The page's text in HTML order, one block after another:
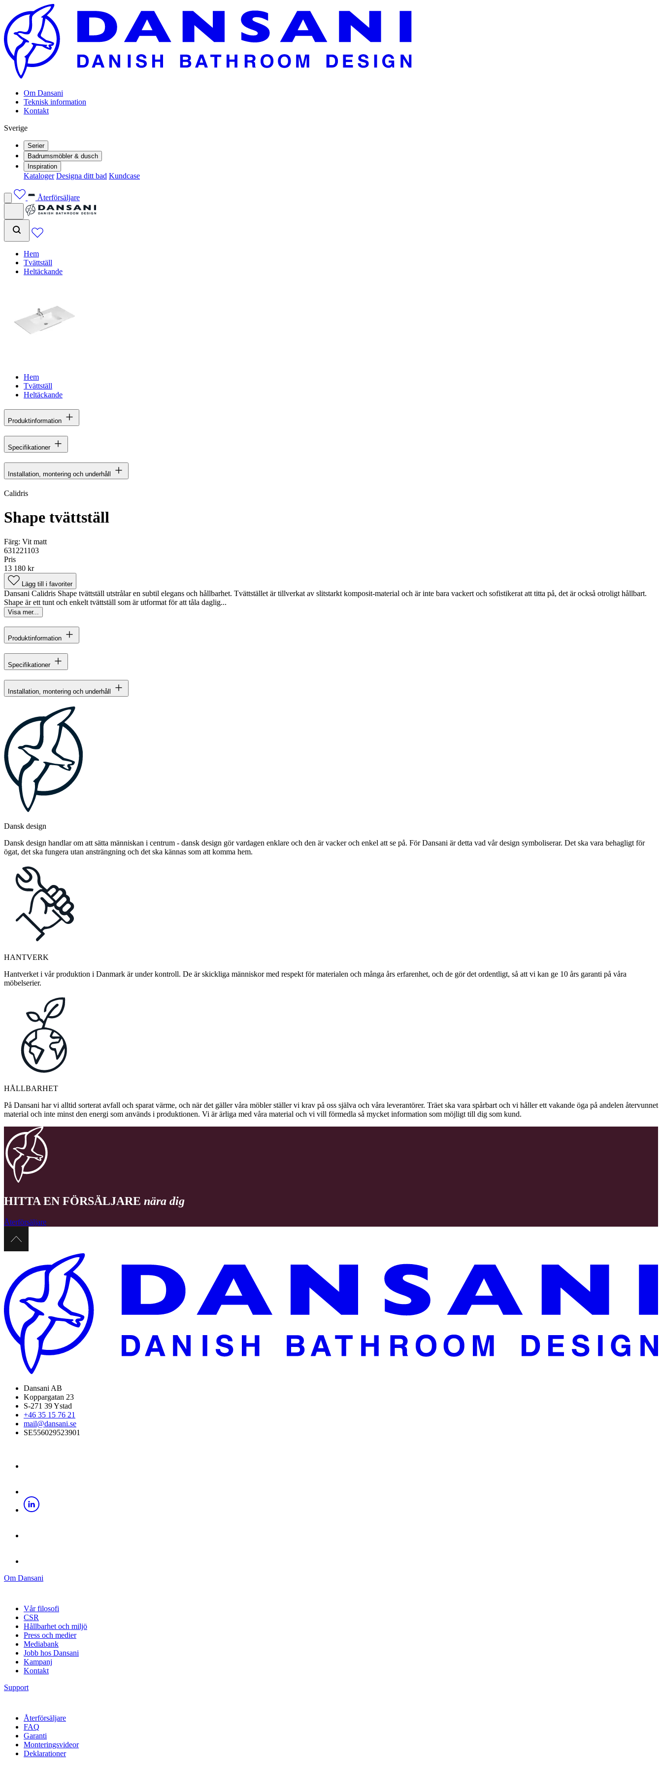
Om Dansani
Teknisk information
Kontakt
Sverige
Serier
Badrumsmöbler & dusch
Inspiration
Kataloger Designa ditt bad Kundcase
Återförsäljare
Hem
Tvättställ
Heltäckande
Hem
Tvättställ
Heltäckande
Produktinformation
Specifikationer
Installation, montering och underhåll
Calidris
Shape tvättställ
Färg: Vit matt
631221103
Pris
13 180 kr
Lägg till i favoriter
Dansani Calidris Shape tvättställ utstrålar en subtil elegans och hållbarhet. Tvättstället är tillverkat av slitstarkt komposit-material och är inte bara vackert och sofistikerat att titta på, det är också otroligt hållbart.
Shape är ett tunt och enkelt tvättställ som är utformat för att tåla daglig...
Visa mer...
Produktinformation
Specifikationer
Installation, montering och underhåll
Dansk design
Dansk design handlar om att sätta människan i centrum - dansk design gör vardagen enklare och den är vacker och enkel att se på. För Dansani är detta vad vår design symboliserar. Det ska vara behagligt för
ögat, det ska fungera utan ansträngning och det ska kännas som att komma hem.
HANTVERK
Hantverket i vår produktion i Danmark är under kontroll. De är skickliga människor med respekt för materialen och många års erfarenhet, och de gör det ordentligt, så att vi kan ge 10 års garanti på våra
möbelserier.
HÅLLBARHET
På Dansani har vi alltid sorterat avfall och sparat värme, och när det gäller våra möbler ställer vi krav på oss själva och våra leverantörer. Träet ska vara spårbart och vi håller ett vakande öga på andelen återvunnet
material och inte minst den energi som används i produktionen. Vi är ärliga med våra material och vi vill förmedla så mycket information som möjligt till dig som kund.
HITTA EN FÖRSÄLJARE nära dig
Återförsäljare
Dansani AB
Koppargatan 23
S-271 39 Ystad
+46 35 15 76 21
mail@dansani.se
SE556029523901
Om Dansani
Vår filosofi
CSR
Hållbarhet och miljö
Press och medier
Mediabank
Jobb hos Dansani
Kampanj
Kontakt
Support
Återförsäljare
FAQ
Garanti
Monteringsvideor
Deklarationer